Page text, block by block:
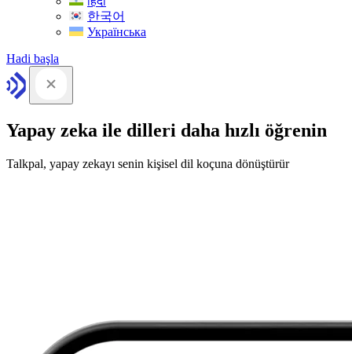
한국어
Українська
Hadi başla
Yapay zeka ile dilleri daha hızlı öğrenin
Talkpal, yapay zekayı senin kişisel dil koçuna dönüştürür